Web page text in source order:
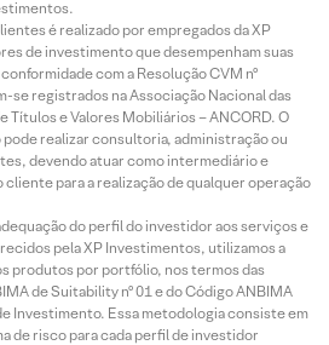
é realizado por empregados da XP
de investimento que desempenham suas
com a Resolução CVM nº
se registrados na Associação Nacional das
e Valores Mobiliários – ANCORD. O
realizar consultoria, administração ou
devendo atuar como intermediário e
para a realização de qualquer operação
do perfil do investidor aos serviços e
pela XP Investimentos, utilizamos a
produtos por portfólio, nos termos das
de Suitability nº 01 e do Código ANBIMA
Investimento. Essa metodologia consiste em
de risco para cada perfil de investidor